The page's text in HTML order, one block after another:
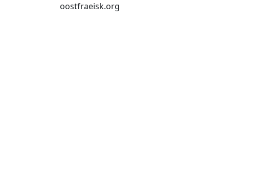
oostfraeisk.org